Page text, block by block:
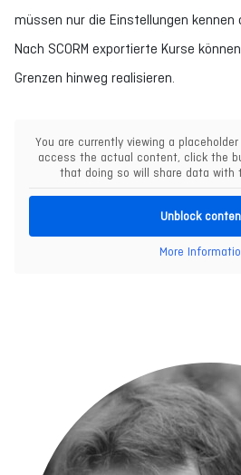
müssen nur die Einstellungen kennen
Nach SCORM exportierte Kurse
Grenzen hinweg realisieren.
You are currently viewing a
access the actual content, click the
that doing so will share data with
Unblock
More